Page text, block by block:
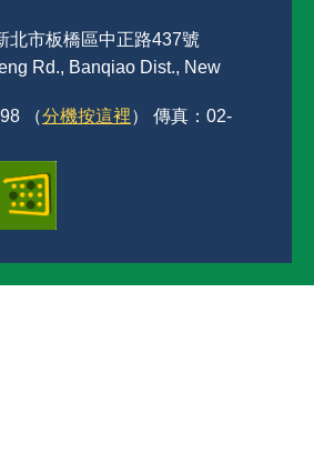
市板橋區中正路437號
Rd., Banqiao Dist., New
（分機按這裡） 傳真：02-